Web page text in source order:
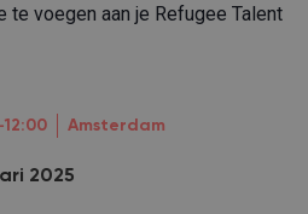
te voegen aan je Refugee Talent
Amsterdam
2025